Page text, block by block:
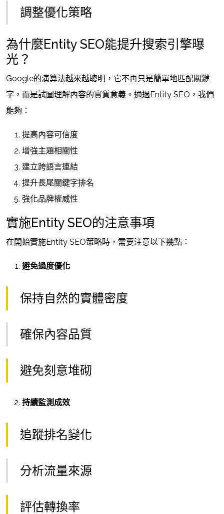
調整優化策略
為什麼Entity SEO能提升搜索引擎曝
光？
Google的演算法越來越聰明，它不再只是簡單地匹配關鍵
字，而是試圖理解內容的實質意義。通過Entity SEO，我們
能夠：
提高內容可信度
增強主題相關性
建立跨語言連結
提升長尾關鍵字排名
強化品牌權威性
實施Entity SEO的注意事項
在開始實施Entity SEO策略時，需要注意以下幾點：
避免過度優化
保持自然的實體密度
確保內容品質
避免刻意堆砌
持續監測成效
追蹤排名變化
分析流量來源
評估轉換率